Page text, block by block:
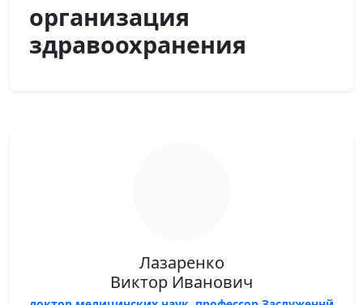
организация
здравоохранения
Лазаренко
Виктор Иванович